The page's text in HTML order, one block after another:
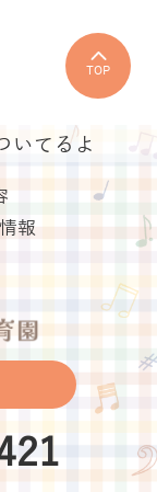
TOP
いてるよ
報